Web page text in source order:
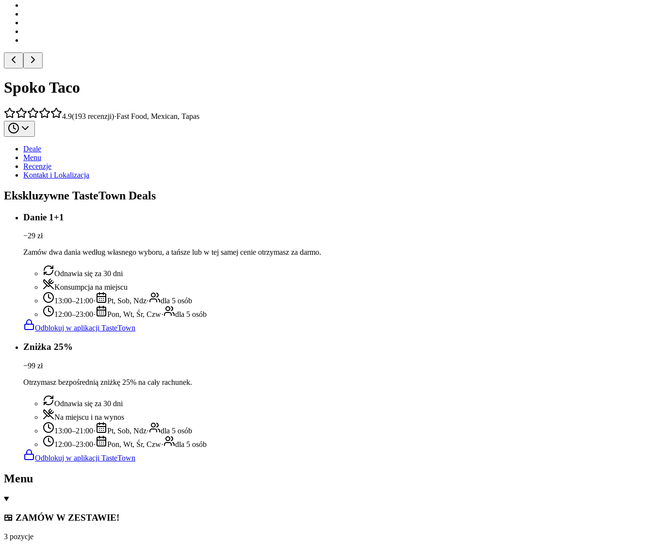
Spoko Taco
4.9(193 recenzji)·Fast Food, Mexican, Tapas
Deale
Menu
Recenzje
Kontakt i Lokalizacja
Ekskluzywne TasteTown Deals
Danie 1+1
−29 zł
Zamów dwa dania według własnego wyboru, a tańsze lub w tej samej cenie otrzymasz za darmo.
Odnawia się za 30 dni
Konsumpcja na miejscu
13:00–21:00· Pt, Sob, Ndz·
dla 5 osób
12:00–23:00· Pon, Wt, Śr, Czw·
dla 5 osób
Odblokuj w aplikacji TasteTown
Zniżka 25%
−99 zł
Otrzymasz bezpośrednią zniżkę 25% na cały rachunek.
Odnawia się za 30 dni
Na miejscu i na wynos
13:00–21:00· Pt, Sob, Ndz·
dla 5 osób
12:00–23:00· Pon, Wt, Śr, Czw·
dla 5 osób
Odblokuj w aplikacji TasteTown
Menu
🍱 ZAMÓW W ZESTAWIE!
3 pozycje